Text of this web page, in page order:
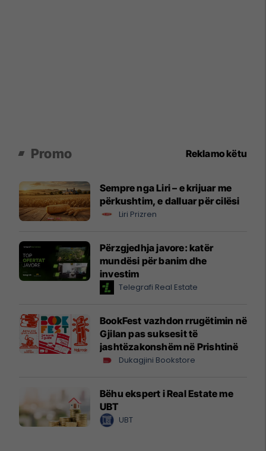
Promo Reklamo këtu
Sempre nga Liri – e krijuar me
përkushtim, e dalluar për cilësi
Liri Prizren
Përzgjedhja javore: katër
mundësi për banim dhe
investim
Telegrafi Real Estate
BookFest vazhdon rrugëtimin në
Gjilan pas suksesit të
jashtëzakonshëm në Prishtinë
Dukagjini Bookstore
Bëhu ekspert i Real Estate me
UBT
UBT